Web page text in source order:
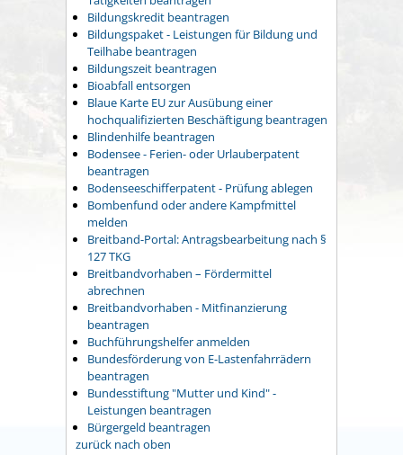
Bildungskredit beantragen
Bildungspaket - Leistungen für Bildung und
Teilhabe beantragen
Bildungszeit beantragen
Bioabfall entsorgen
Blaue Karte EU zur Ausübung einer
hochqualifizierten Beschäftigung beantragen
Blindenhilfe beantragen
Bodensee - Ferien- oder Urlauberpatent
beantragen
Bodenseeschifferpatent - Prüfung ablegen
Bombenfund oder andere Kampfmittel
melden
Breitband-Portal: Antragsbearbeitung nach §
127 TKG
Breitbandvorhaben – Fördermittel
abrechnen
Breitbandvorhaben - Mitfinanzierung
beantragen
Buchführungshelfer anmelden
Bundesförderung von E-Lastenfahrrädern
beantragen
Bundesstiftung "Mutter und Kind" -
Leistungen beantragen
Bürgergeld beantragen
zurück nach oben